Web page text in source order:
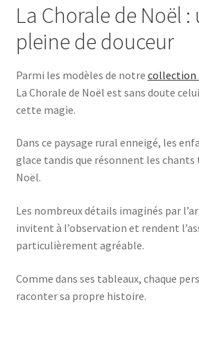
La Chorale de Noël :
pleine de douceur
Parmi les modèles de notre collection
La Chorale de Noël est sans doute
cette magie.
Dans ce paysage rural enneigé, les
glace tandis que résonnent les
Noël.
Les nombreux détails imaginés par
invitent à l’observation et rendent
particulièrement agréable.
Comme dans ses tableaux, chaque
raconter sa propre histoire.